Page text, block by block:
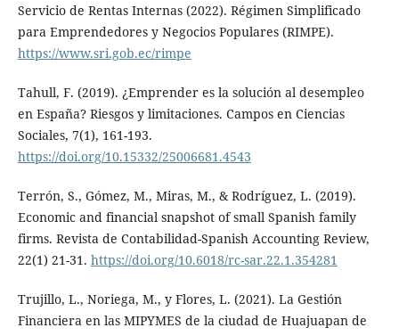
Servicio de Rentas Internas (2022). Régimen Simplificado
para Emprendedores y Negocios Populares (RIMPE).
https://www.sri.gob.ec/rimpe
Tahull, F. (2019). ¿Emprender es la solución al desempleo
en España? Riesgos y limitaciones. Campos en Ciencias
Sociales, 7(1), 161-193.
https://doi.org/10.15332/25006681.4543
Terrón, S., Gómez, M., Miras, M., & Rodríguez, L. (2019).
Economic and financial snapshot of small Spanish family
firms. Revista de Contabilidad-Spanish Accounting Review,
22(1) 21-31. https://doi.org/10.6018/rc-sar.22.1.354281
Trujillo, L., Noriega, M., y Flores, L. (2021). La Gestión
Financiera en las MIPYMES de la ciudad de Huajuapan de